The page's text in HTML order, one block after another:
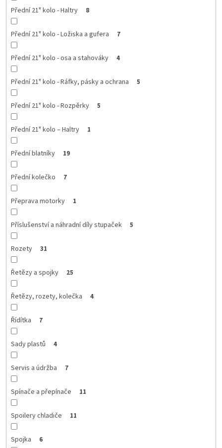
Přední 21" kolo - Haltry 8
Přední 21" kolo - Ložiska a gufera 7
Přední 21" kolo - osa a stahováky 4
Přední 21" kolo - Ráfky, pásky a ochrana 5
Přední 21" kolo - Rozpěrky 5
Přední 21" kolo – Haltry 1
Přední blatníky 19
Přední kolečko 7
Přeprava motorky 1
Příslušenství a náhradní díly stupaček 5
Rozety 31
Řetězy a spojky 25
Řetězy, rozety, kolečka 4
Řídítka 7
Sady plastů 4
Servis a údržba 7
Spínače a přepínače 11
Spoilery chladiče 11
Spojka 6